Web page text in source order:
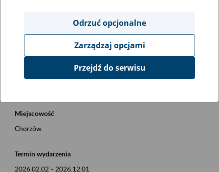
Okienko Górnicze 2026
Okienko Górnicze w ZUS
Szczegóły na plakacie
Miejscowość
Chorzów
Termin wydarzenia
2026.02.02 - 2026.12.01
Odrzuć opcjonalne
Zarządzaj opcjami
Przejdź do serwisu